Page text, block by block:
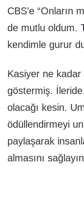
CBS’e “Onların
de mutlu oldum.
kendimle gurur
Kasiyer ne kadar
göstermiş.
olacağı kesin.
ödüllendirmeyi
paylaşarak
almasını